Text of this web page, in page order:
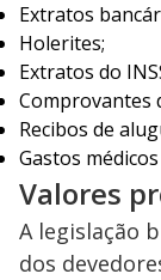
Extratos
Holerites;
Extratos do
Comprovantes
Recibos de
Gastos
Valores
A legislação
dos